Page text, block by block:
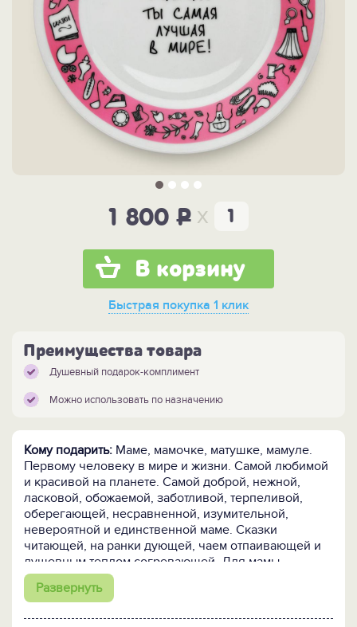
1 800P x
В корзину
Быстрая покупка 1 клик
Преимущества товара
Душевный подарок-комплимент
Можно использовать по назначению
Кому подарить: Маме, мамочке, матушке, мамуле.
Первому человеку в мире и жизни. Самой любимой
и красивой на планете. Самой доброй, нежной,
ласковой, обожаемой, заботливой, терпеливой,
оберегающей, несравненной, изумительной,
невероятной и единственной маме. Сказки
читающей, на ранки дующей, чаем отпаивающей и
душевным теплом согревающей. Для мамы,
мамочки, матушки, мамули.
Развернуть